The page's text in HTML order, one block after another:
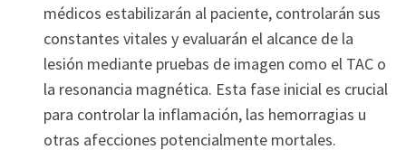
médicos estabilizarán al paciente, controlarán sus
constantes vitales y evaluarán el alcance de la
lesión mediante pruebas de imagen como el TAC o
la resonancia magnética. Esta fase inicial es crucial
para controlar la inflamación, las hemorragias u
otras afecciones potencialmente mortales.